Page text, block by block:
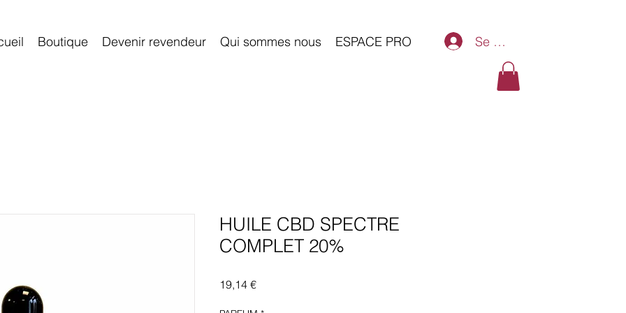
Boutique Devenir revendeur Qui sommes nous ESPACE PRO Se connecter
HUILE CBD SPECTRE
COMPLET 20%
19,14 €Prix